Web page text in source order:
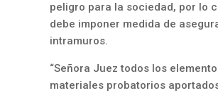
peligro para la sociedad, por lo
debe imponer medida de
intramuros.
“Señora Juez todos los
materiales probatorios